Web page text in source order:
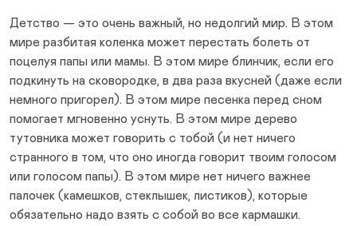
Детство — это очень важный, но недолгий мир. В этом
мире разбитая коленка может перестать болеть от
поцелуя папы или мамы. В этом мире блинчик, если его
подкинуть на сковородке, в два раза вкусней (даже если
немного пригорел). В этом мире песенка перед сном
помогает мгновенно уснуть. В этом мире дерево
тутовника может говорить с тобой (и нет ничего
странного в том, что оно иногда говорит твоим голосом
или голосом папы). В этом мире нет ничего важнее
палочек (камешков, стеклышек, листиков), которые
обязательно надо взять с собой во все кармашки.